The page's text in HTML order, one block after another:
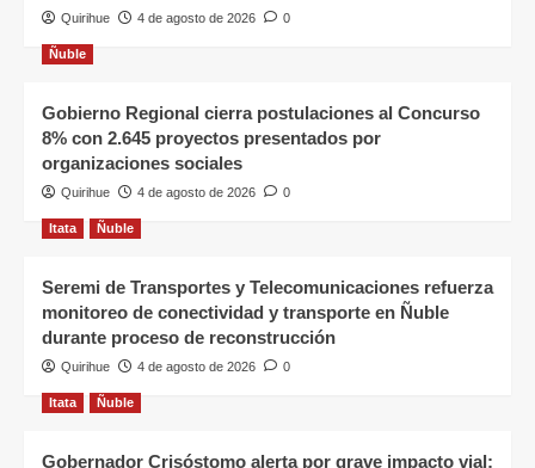
Quirihue 4 de agosto de 2026 0
Ñuble
Gobierno Regional cierra postulaciones al Concurso
8% con 2.645 proyectos presentados por
organizaciones sociales
Quirihue 4 de agosto de 2026 0
Itata Ñuble
Seremi de Transportes y Telecomunicaciones refuerza
monitoreo de conectividad y transporte en Ñuble
durante proceso de reconstrucción
Quirihue 4 de agosto de 2026 0
Itata Ñuble
Gobernador Crisóstomo alerta por grave impacto vial: